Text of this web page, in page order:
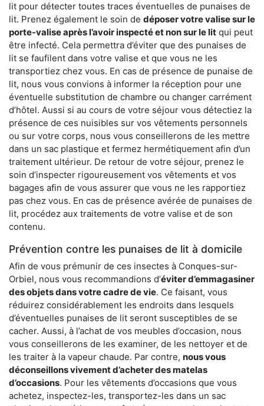
lit pour détecter toutes traces éventuelles de punaises de
lit. Prenez également le soin de déposer votre valise sur le
porte-valise après l’avoir inspecté et non sur le lit qui peut
être infecté. Cela permettra d’éviter que des punaises de
lit se faufilent dans votre valise et que vous ne les
transportiez chez vous. En cas de présence de punaise de
lit, nous vous convions à informer la réception pour une
éventuelle substitution de chambre ou changer carrément
d’hôtel. Aussi si au cours de votre séjour vous détectiez la
présence de ces nuisibles sur vos vêtements personnels
ou sur votre corps, nous vous conseillerons de les mettre
dans un sac plastique et fermez hermétiquement afin d’un
traitement ultérieur. De retour de votre séjour, prenez le
soin d’inspecter rigoureusement vos vêtements et vos
bagages afin de vous assurer que vous ne les rapportiez
pas chez vous. En cas de présence avérée de punaises de
lit, procédez aux traitements de votre valise et de son
contenu.
Prévention contre les punaises de lit à domicile
Afin de vous prémunir de ces insectes à Conques-sur-
Orbiel, nous vous recommandions d’éviter d’emmagasiner
des objets dans votre cadre de vie. Ce faisant, vous
réduirez considérablement les endroits dans lesquels
d’éventuelles punaises de lit seront susceptibles de se
cacher. Aussi, à l’achat de vos meubles d’occasion, nous
vous conseillerons de les examiner, de les nettoyer et de
les traiter à la vapeur chaude. Par contre, nous vous
déconseillons vivement d’acheter des matelas
d’occasions. Pour les vêtements d’occasions que vous
achetez, inspectez-les, transportez-les dans un sac